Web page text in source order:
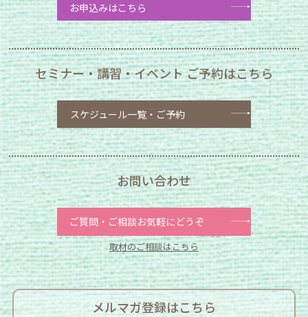
お申込みはこちら
セミナー・講習・イベントご予約はこちら
スケジュール一覧 ・ご予約
お問い合わせ
ご質問・ご相談お気軽にどうぞ
取材のご相談はこちら
メルマガ登録はこちら